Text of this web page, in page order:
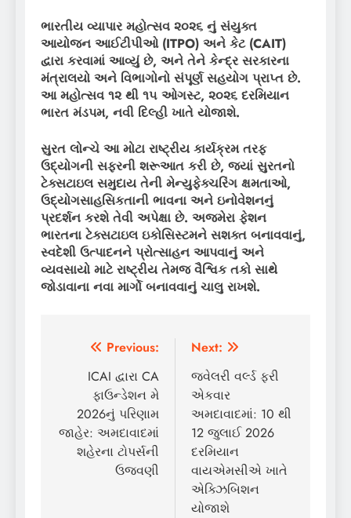
ભારતીય વ્યાપાર મહોત્સવ ૨૦૨૬ નું સંયુક્ત
આયોજન આઈટીપીઓ (ITPO) અને કેટ (CAIT)
દ્વારા કરવામાં આવ્યું છે, અને તેને કેન્દ્ર સરકારના
મંત્રાલયો અને વિભાગોનો સંપૂર્ણ સહયોગ પ્રાપ્ત છે.
આ મહોત્સવ ૧૨ થી ૧૫ ઓગસ્ટ, ૨૦૨૬ દરમિયાન
ભારત મંડપમ, નવી દિલ્હી ખાતે યોજાશે.
સુરત લોન્ચે આ મોટા રાષ્ટ્રીય કાર્યક્રમ તરફ
ઉદ્યોગની સફરની શરૂઆત કરી છે, જ્યાં સુરતનો
ટેક્સટાઇલ સમુદાય તેની મેન્યુફેક્ચરિંગ ક્ષમતાઓ,
ઉદ્યોગસાહસિકતાની ભાવના અને ઇનોવેશનનું
પ્રદર્શન કરશે તેવી અપેક્ષા છે. અજમેરા ફેશન
ભારતના ટેક્સટાઇલ ઇકોસિસ્ટમને સશક્ત બનાવવાનું,
સ્વદેશી ઉત્પાદનને પ્રોત્સાહન આપવાનું અને
વ્યવસાયો માટે રાષ્ટ્રીય તેમજ વૈશ્વિક તકો સાથે
જોડાવાના નવા માર્ગો બનાવવાનું ચાલુ રાખશે.
Post
navigation
Previous:
ICAI દ્વારા CA
ફાઉન્ડેશન મે
2026નું પરિણામ
જાહેર: અમદાવાદમાં
શહેરના ટોપર્સની
ઉજવણી
Next:
જ્વેલરી વર્લ્ડ ફરી
એકવાર
અમદાવાદમાં: 10 થી
12 જુલાઈ 2026
દરમિયાન
વાયએમસીએ ખાતે
એક્ઝિબિશન
યોજાશે